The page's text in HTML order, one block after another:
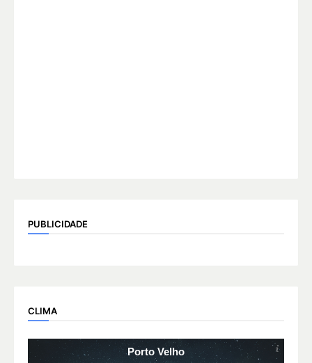
PUBLICIDADE
CLIMA
Porto Velho